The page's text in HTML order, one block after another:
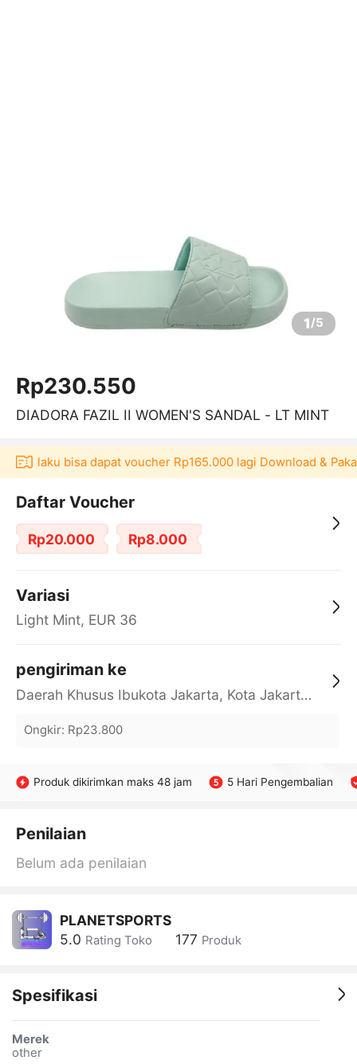
1/5
Rp230.550
DIADORA FAZIL II WOMEN'S SANDAL - LT MINT
bisa dapat voucher Rp165.000 lagi Download & Pakai
Daftar Voucher
Rp20.000 Rp8.000
Variasi
Light Mint, EUR 36
pengiriman ke
Daerah Khusus Ibukota Jakarta, Kota Jakarta Barat, Cengkareng, yy
Ongkir: Rp23.800
Produk dikirimkan maks 48 jam 5 Hari Pengembalian
Penilaian
Belum ada penilaian
PLANETSPORTS
5.0 Rating Toko 177 Produk
Spesifikasi
Merek
other